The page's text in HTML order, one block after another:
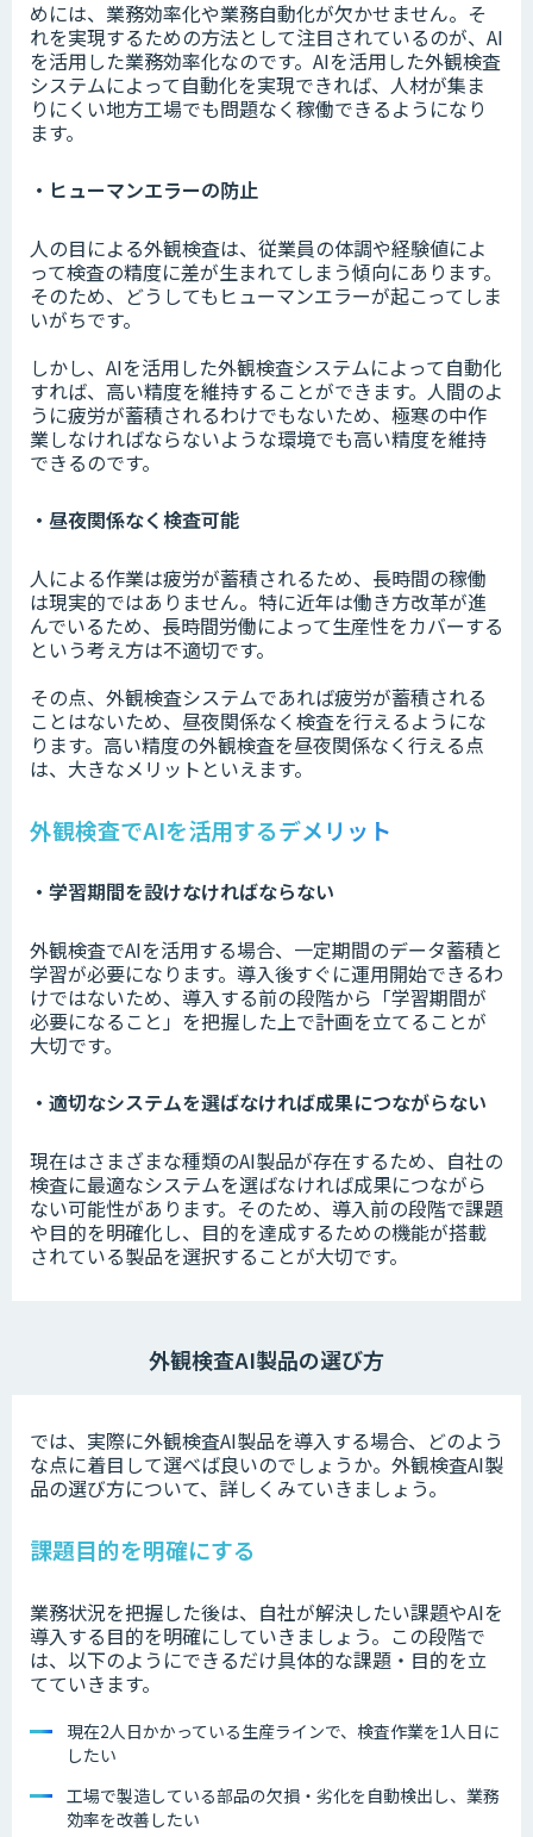
めには、業務効率化や業務自動化が欠かせません。そ
れを実現するための方法として注目されているのが、AI
を活用した業務効率化なのです。AIを活用した外観検査
システムによって自動化を実現できれば、人材が集ま
りにくい地方工場でも問題なく稼働できるようになり
ます。
・ヒューマンエラーの防止
人の目による外観検査は、従業員の体調や経験値によ
って検査の精度に差が生まれてしまう傾向にあります。
そのため、どうしてもヒューマンエラーが起こってしま
いがちです。
しかし、AIを活用した外観検査システムによって自動化
すれば、高い精度を維持することができます。人間のよ
うに疲労が蓄積されるわけでもないため、極寒の中作
業しなければならないような環境でも高い精度を維持
できるのです。
・昼夜関係なく検査可能
人による作業は疲労が蓄積されるため、長時間の稼働
は現実的ではありません。特に近年は働き方改革が進
んでいるため、長時間労働によって生産性をカバーする
という考え方は不適切です。
その点、外観検査システムであれば疲労が蓄積される
ことはないため、昼夜関係なく検査を行えるようにな
ります。高い精度の外観検査を昼夜関係なく行える点
は、大きなメリットといえます。
外観検査でAIを活用するデメリット
・学習期間を設けなければならない
外観検査でAIを活用する場合、一定期間のデータ蓄積と
学習が必要になります。導入後すぐに運用開始できるわ
けではないため、導入する前の段階から「学習期間が
必要になること」を把握した上で計画を立てることが
大切です。
・適切なシステムを選ばなければ成果につながらない
現在はさまざまな種類のAI製品が存在するため、自社の
検査に最適なシステムを選ばなければ成果につながら
ない可能性があります。そのため、導入前の段階で課題
や目的を明確化し、目的を達成するための機能が搭載
されている製品を選択することが大切です。
外観検査AI製品の選び方
では、実際に外観検査AI製品を導入する場合、どのよう
な点に着目して選べば良いのでしょうか。外観検査AI製
品の選び方について、詳しくみていきましょう。
課題目的を明確にする
業務状況を把握した後は、自社が解決したい課題やAIを
導入する目的を明確にしていきましょう。この段階で
は、以下のようにできるだけ具体的な課題・目的を立
てていきます。
現在2人日かかっている生産ラインで、検査作業を1人日に
したい
工場で製造している部品の欠損・劣化を自動検出し、業務
効率を改善したい